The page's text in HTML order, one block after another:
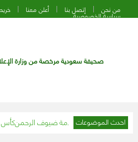
من نحن إتصل بنا أعلن معنا
سياسة الخصوصية
صحيفة سعودية مرخصة من وزارة
احدث الموضوعات
باب التطوع لخدمة ضيوف الرحمنكأس أمم